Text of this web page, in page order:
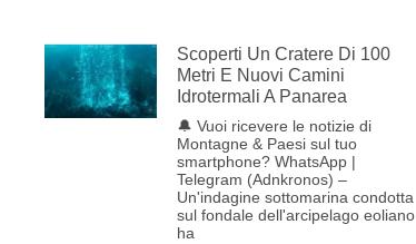
Scoperti Un Cratere Di 100
Metri E Nuovi Camini
Idrotermali A Panarea
🔔 Vuoi ricevere le notizie di
Montagne & Paesi sul tuo
smartphone? WhatsApp |
Telegram (Adnkronos) –
Un'indagine sottomarina condotta
sul fondale dell'arcipelago eoliano
ha